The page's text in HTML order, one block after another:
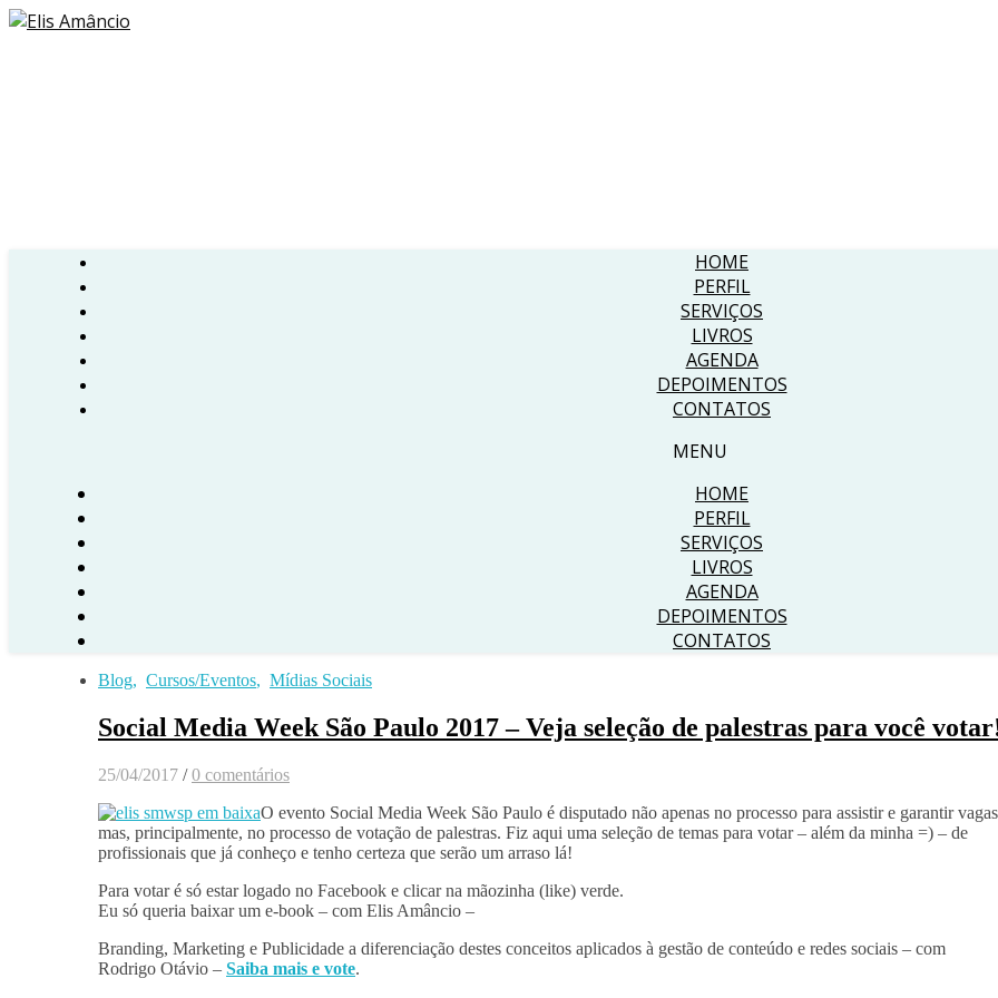
HOME
PERFIL
SERVIÇOS
LIVROS
AGENDA
DEPOIMENTOS
CONTATOS
MENU
HOME
PERFIL
SERVIÇOS
LIVROS
AGENDA
DEPOIMENTOS
CONTATOS
Blog, Cursos/Eventos, Mídias Sociais
Social Media Week São Paulo 2017 – Veja seleção de palestras para você
25/04/2017 / 0 comentários
O evento Social Media Week São Paulo é disputado não apenas no processo para assistir e garantir
mas, principalmente, no processo de votação de palestras. Fiz aqui uma seleção de temas para votar – além da minha =) – de
profissionais que já conheço e tenho certeza que serão um arraso lá!
Para votar é só estar logado no Facebook e clicar na mãozinha (like) verde.
Eu só queria baixar um e-book – com Elis Amâncio –
Branding, Marketing e Publicidade a diferenciação destes conceitos aplicados à gestão de conteúdo e redes sociais – com
Rodrigo Otávio – Saiba mais e vote.